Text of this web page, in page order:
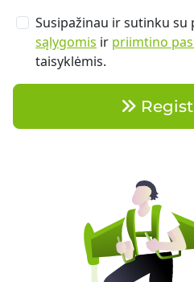
Susipažinau ir sutinku su
sąlygomis ir priimtino
taisyklėmis.